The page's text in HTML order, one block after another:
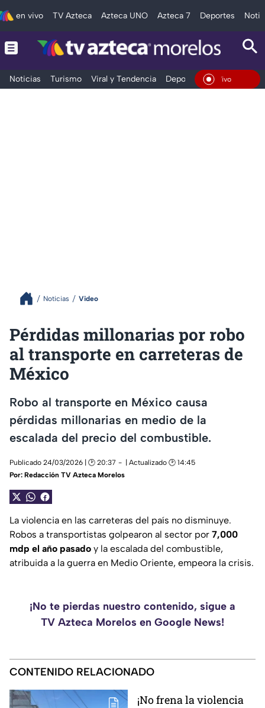
en vivo TV Azteca Azteca UNO Azteca 7 Deportes
Noticias Turismo Viral y Tendencia Deportes Espectáculos
En Vivo
Noticias Video
Pérdidas millonarias por robo
al transporte en carreteras de
México
Robo al transporte en México causa
pérdidas millonarias en medio de la
escalada del precio del combustible.
Publicado 24/03/2026 | 🕑 20:37
| Actualizado 🕑 14:45
Por: Redacción TV Azteca Morelos
La violencia en las carreteras del país no disminuye.
Robos a transportistas golpearon al sector por 7,000
mdp el año pasado y la escalada del combustible,
atribuida a la guerra en Medio Oriente, empeora la crisis.
¡No te pierdas nuestro contenido, sigue a
TV Azteca Morelos en Google News!
CONTENIDO RELACIONADO
¡No frena la violencia